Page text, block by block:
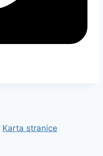
Karta stranice